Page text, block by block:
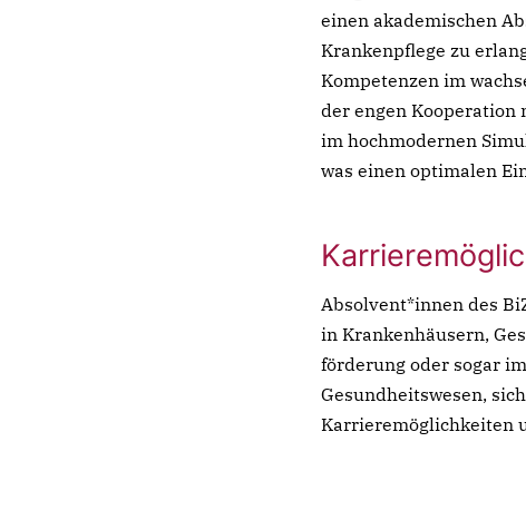
einen akademischen
Krankenpflege zu
Kompetenzen im
der engen
im hochmodernen
was einen optimalen
Absolvent*innen des
in Krankenhäusern,
förderung oder sogar
Gesundheitswesen,
Karrieremöglichkeiten